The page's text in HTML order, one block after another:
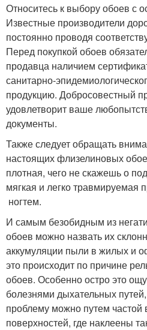
Относитесь к выбору обоев с
Известные производители
постоянно проводя
Перед покупкой обоев
продавца наличием
санитарно-
продукцию. Добросовестный
удовлетворит ваше
документы.
Также следует обращать
настоящих флизелиновых
плотная, чего не скажешь о
мягкая и легко травмируемая
ногтем.
И самым безобидным из
обоев можно назвать их
аккумуляции пыли в жилых и
это происходит по причине
обоев. Особенно остро это
болезнями дыхательных
проблему можно путем частой
поверхностей, где наклеены